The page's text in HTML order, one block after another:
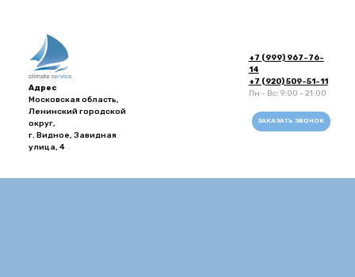
+7 (999) 967-76-
14
+7 (920) 509-51-11
Пн - Вс: 9:00 - 21:00
Адрес
Московская область,
Ленинский городской
округ,
г. Видное, Завидная
улица, 4
ЗАКАЗАТЬ ЗВОНОК